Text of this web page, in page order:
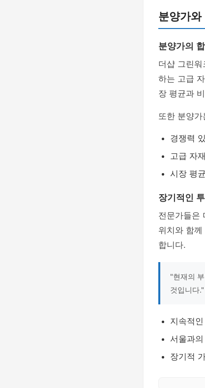
분양가
분양가의
더샵 그린
하는 고급
장 평균과
또한 분양가
경쟁력
고급 자
시장 평
장기적인
전문가들은
위치와 함
합니다.
"현재의
것입니다
지속적
서울과
장기적